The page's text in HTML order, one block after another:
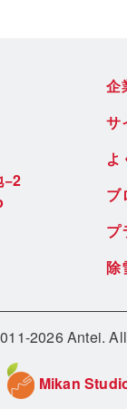
−2
企
サ
よ
ブ
プ
除
2026 Antei.
Mikan